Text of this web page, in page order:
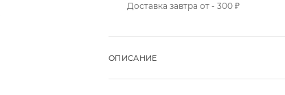
Доставка завтра от - 300 ₽
ОПИСАНИЕ